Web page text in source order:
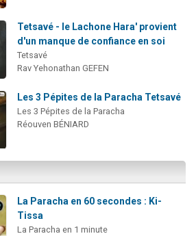
Tetsavé - le Lachone Hara' provient
d'un manque de confiance en soi
Tetsavé
Rav Yehonathan GEFEN
Les 3 Pépites de la Paracha Tetsavé
Les 3 Pépites de la Paracha
Réouven BÉNIARD
La Paracha en 60 secondes : Ki-
Tissa
La Paracha en 1 minute